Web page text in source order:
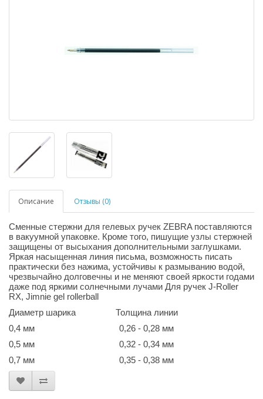
Описание Отзывы (0)
Сменные стержни для гелевых ручек ZEBRA поставляются
в вакуумной упаковке. Кроме того, пишущие узлы стержней
защищены от высыхания дополнительными заглушками.
Яркая насыщенная линия письма, возможность писать
практически без нажима, устойчивы к размыванию водой,
чрезвычайно долговечны и не меняют своей яркости годами
даже под яркими солнечными лучами Для ручек J-Roller
RX, Jimnie gel rollerball
Диаметр шарика Толщина линии
0,4 мм 0,26 - 0,28 мм
0,5 мм 0,32 - 0,34 мм
0,7 мм 0,35 - 0,38 мм